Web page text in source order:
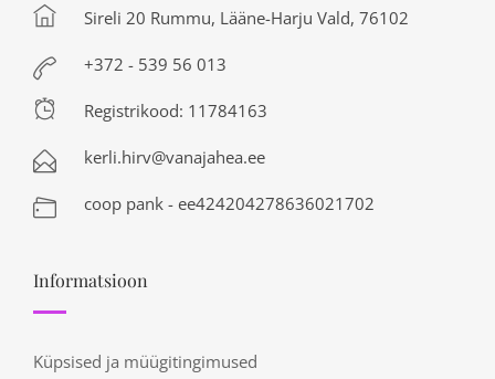
Sireli 20 Rummu, Lääne-Harju Vald, 76102
+372 - 539 56 013
Registrikood: 11784163
kerli.hirv@vanajahea.ee
coop pank - ee424204278636021702
Informatsioon
Küpsised ja müügitingimused